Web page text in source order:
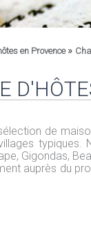
en Provence »
de
Gigondas,
auprès du